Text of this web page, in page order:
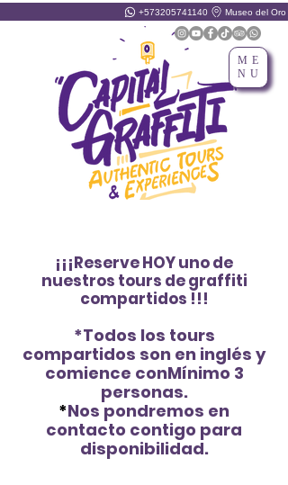
ME
NU
+573205741140 Museo del Oro
¡¡¡Reserve HOY uno de
nuestros tours de graffiti
compartidos !!!
*Todos los tours
compartidos son en inglés y
comience conMínimo 3
personas.
*Nos pondremos en
contacto contigo para
disponibilidad.